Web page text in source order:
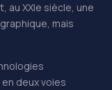
au XXIe siècle, une
mais
deux voies